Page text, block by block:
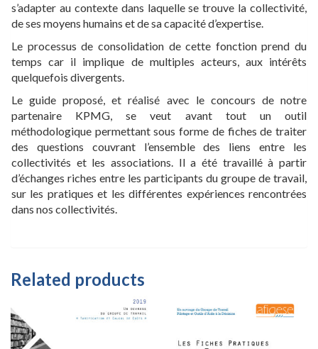
s’adapter au contexte dans laquelle se trouve la collectivité,
de ses moyens humains et de sa capacité d’expertise.
Le processus de consolidation de cette fonction prend du
temps car il implique de multiples acteurs, aux intérêts
quelquefois divergents.
Le guide proposé, et réalisé avec le concours de notre
partenaire KPMG, se veut avant tout un outil
méthodologique permettant sous forme de fiches de traiter
des questions couvrant l’ensemble des liens entre les
collectivités et les associations. Il a été travaillé à partir
d’échanges riches entre les participants du groupe de travail,
sur les pratiques et les différentes expériences rencontrées
dans nos collectivités.
Related products